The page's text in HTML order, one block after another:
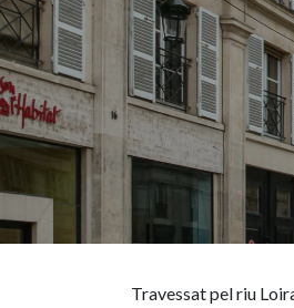
Travessat pel riu